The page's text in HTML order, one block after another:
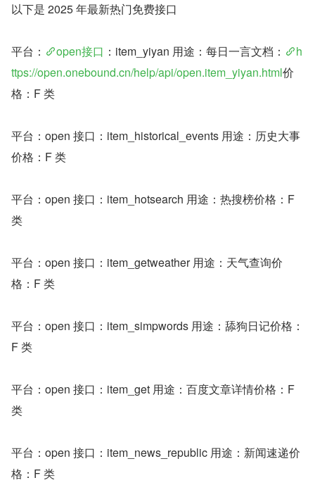
以下是 2025 年最新热门免费接口
平台： open接口 ：item_yiyan 用途：每日一言文档：
h
ttps://open.onebound.cn/help/api/open.item_yiyan.html价
格：F 类
平台：open 接口：item_historical_events 用途：历史大事
价格：F 类
平台：open 接口：item_hotsearch 用途：热搜榜价格：F
类
平台：open 接口：item_getweather 用途：天气查询价
格：F 类
平台：open 接口：item_simpwords 用途：舔狗日记价格：
F 类
平台：open 接口：item_get 用途：百度文章详情价格：F
类
平台：open 接口：item_news_republic 用途：新闻速递价
格：F 类